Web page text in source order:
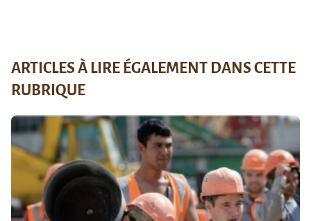
ARTICLES À LIRE ÉGALEMENT DANS CETTE
RUBRIQUE